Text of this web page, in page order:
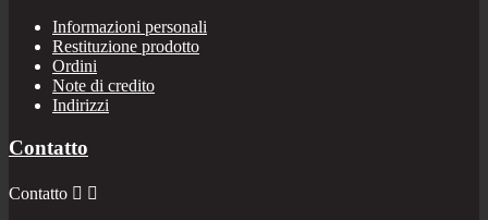
Informazioni personali
Restituzione prodotto
Ordini
Note di credito
Indirizzi
Contatto
Contatto  